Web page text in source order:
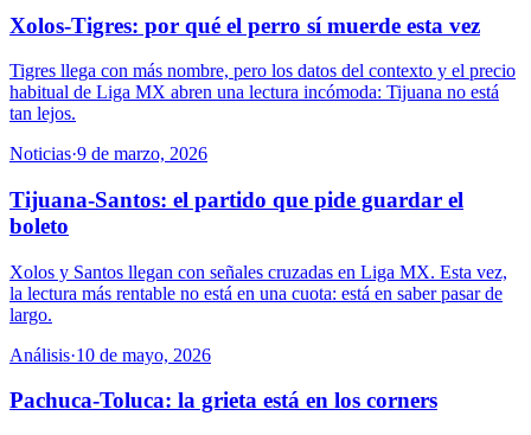
Xolos-Tigres: por qué el perro sí muerde esta vez
Tigres llega con más nombre, pero los datos del contexto y el precio
habitual de Liga MX abren una lectura incómoda: Tijuana no está
tan lejos.
Noticias·9 de marzo, 2026
Tijuana-Santos: el partido que pide guardar el
boleto
Xolos y Santos llegan con señales cruzadas en Liga MX. Esta vez,
la lectura más rentable no está en una cuota: está en saber pasar de
largo.
Análisis·10 de mayo, 2026
Pachuca-Toluca: la grieta está en los corners